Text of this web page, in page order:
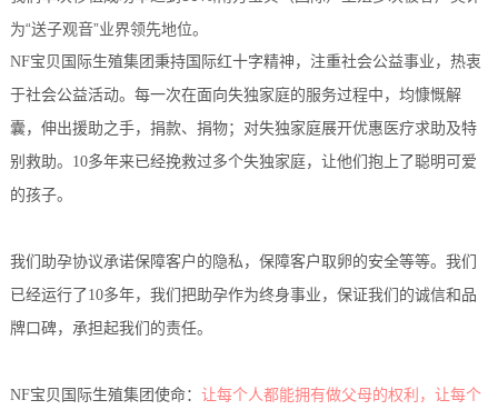
为“送子观音”业界领先地位。
NF宝贝国际生殖集团秉持国际红十字精神，注重社会公益事业，热衷
于社会公益活动。每一次在面向失独家庭的服务过程中，均慷慨解
囊，伸出援助之手，捐款、捐物；对失独家庭展开优惠医疗求助及特
别救助。10多年来已经挽救过多个失独家庭，让他们抱上了聪明可爱
的孩子。
我们助孕协议承诺保障客户的隐私，保障客户取卵的安全等等。我们
已经运行了10多年，我们把助孕作为终身事业，保证我们的诚信和品
牌口碑，承担起我们的责任。
NF宝贝国际生殖集团使命： 让每个人都能拥有做父母的权利，让每个